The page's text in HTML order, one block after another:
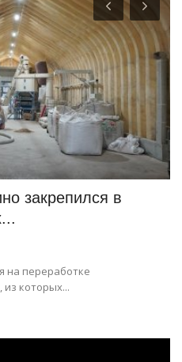
картины собирала
развития казахстанского